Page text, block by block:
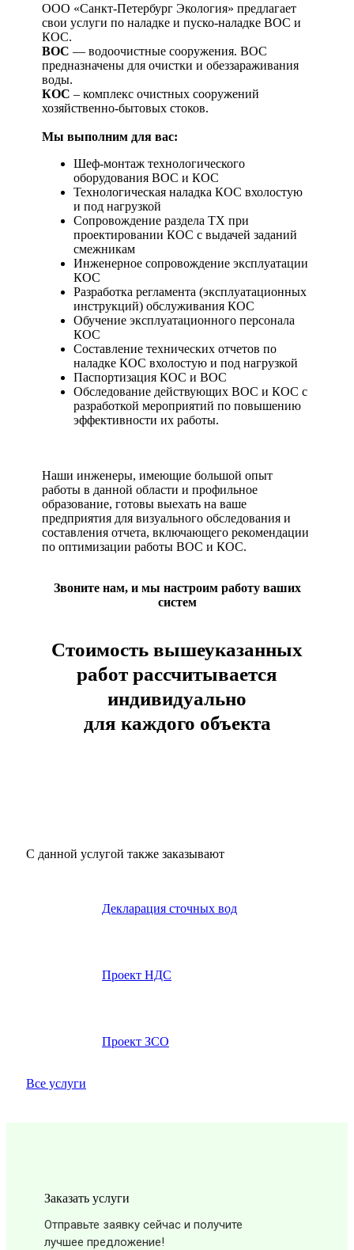
ООО «Санкт-Петербург Экология» предлагает
свои услуги по наладке и пуско-наладке ВОС и
КОС.
ВОС — водоочистные сооружения. ВОС
предназначены для очистки и обеззараживания
воды.
КОС – комплекс очистных сооружений
хозяйственно-бытовых стоков.
Мы выполним для вас:
Шеф-монтаж технологического
оборудования ВОС и КОС
Технологическая наладка КОС вхолостую
и под нагрузкой
Сопровождение раздела ТХ при
проектировании КОС с выдачей заданий
смежникам
Инженерное сопровождение эксплуатации
КОС
Разработка регламента (эксплуатационных
инструкций) обслуживания КОС
Обучение эксплуатационного персонала
КОС
Составление технических отчетов по
наладке КОС вхолостую и под нагрузкой
Паспортизация КОС и ВОС
Обследование действующих ВОС и КОС с
разработкой мероприятий по повышению
эффективности их работы.
Наши инженеры, имеющие большой опыт
работы в данной области и профильное
образование, готовы выехать на ваше
предприятия для визу­ального обследования и
составления отчета, включающего рекомендации
по оптимизации работы ВОС и КОС.
Звоните нам, и мы настроим работу ваших
систем
Стоимость вышеуказанных
работ рассчитывается
индивидуально
для каждого объекта
С данной услугой также заказывают
Декларация сточных вод
Проект НДС
Проект ЗСО
Все услуги
Заказать услуги
Отправьте заявку сейчас и получите
лучшее предложение!